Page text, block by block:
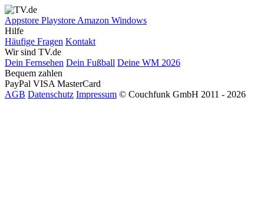
Appstore Playstore Amazon Windows
Hilfe
Häufige Fragen Kontakt
Wir sind TV.de
Dein Fernsehen Dein Fußball Deine WM 2026
Bequem zahlen
PayPal VISA MasterCard
AGB Datenschutz Impressum © Couchfunk GmbH 2011 - 2026